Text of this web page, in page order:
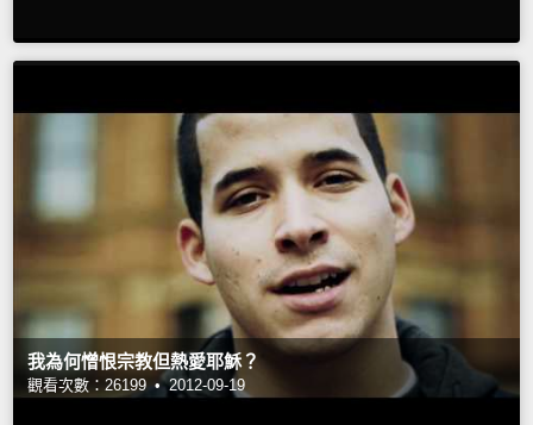
我為何憎恨宗教但熱愛耶穌？
觀看次數：26199 • 2012-09-19